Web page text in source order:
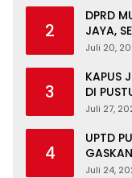
2
DPRD
JAYA,
JALAN
Juli 20,
3
KAPUS
DI
Juli 27,
4
UPTD
GRATIS
Juli 24,